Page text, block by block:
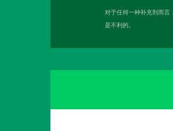
对于任何一种补充剂而言
是不利的。